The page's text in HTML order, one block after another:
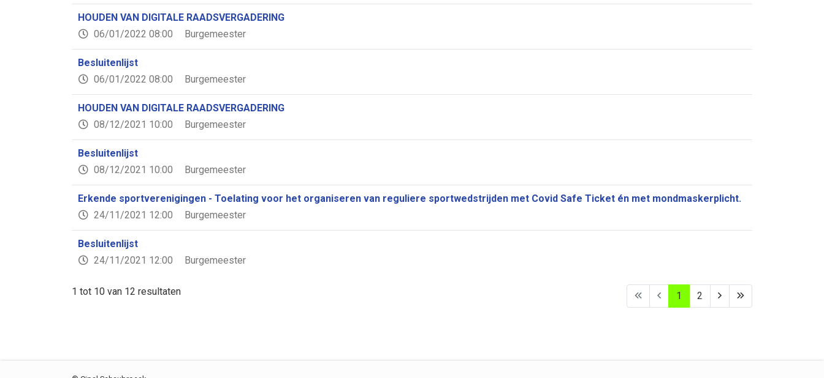
HOUDEN VAN DIGITALE RAADSVERGADERING
06/01/2022 08:00
Burgemeester
Besluitenlijst
06/01/2022 08:00
Burgemeester
HOUDEN VAN DIGITALE RAADSVERGADERING
08/12/2021 10:00
Burgemeester
Besluitenlijst
08/12/2021 10:00
Burgemeester
Erkende sportverenigingen - Toelating voor het organiseren van reguliere sportwedstrijden met Covid Safe Ticket én met mondmaskerplicht.
24/11/2021 12:00
Burgemeester
Besluitenlijst
24/11/2021 12:00
Burgemeester
1 tot 10 van 12 resultaten 1 2